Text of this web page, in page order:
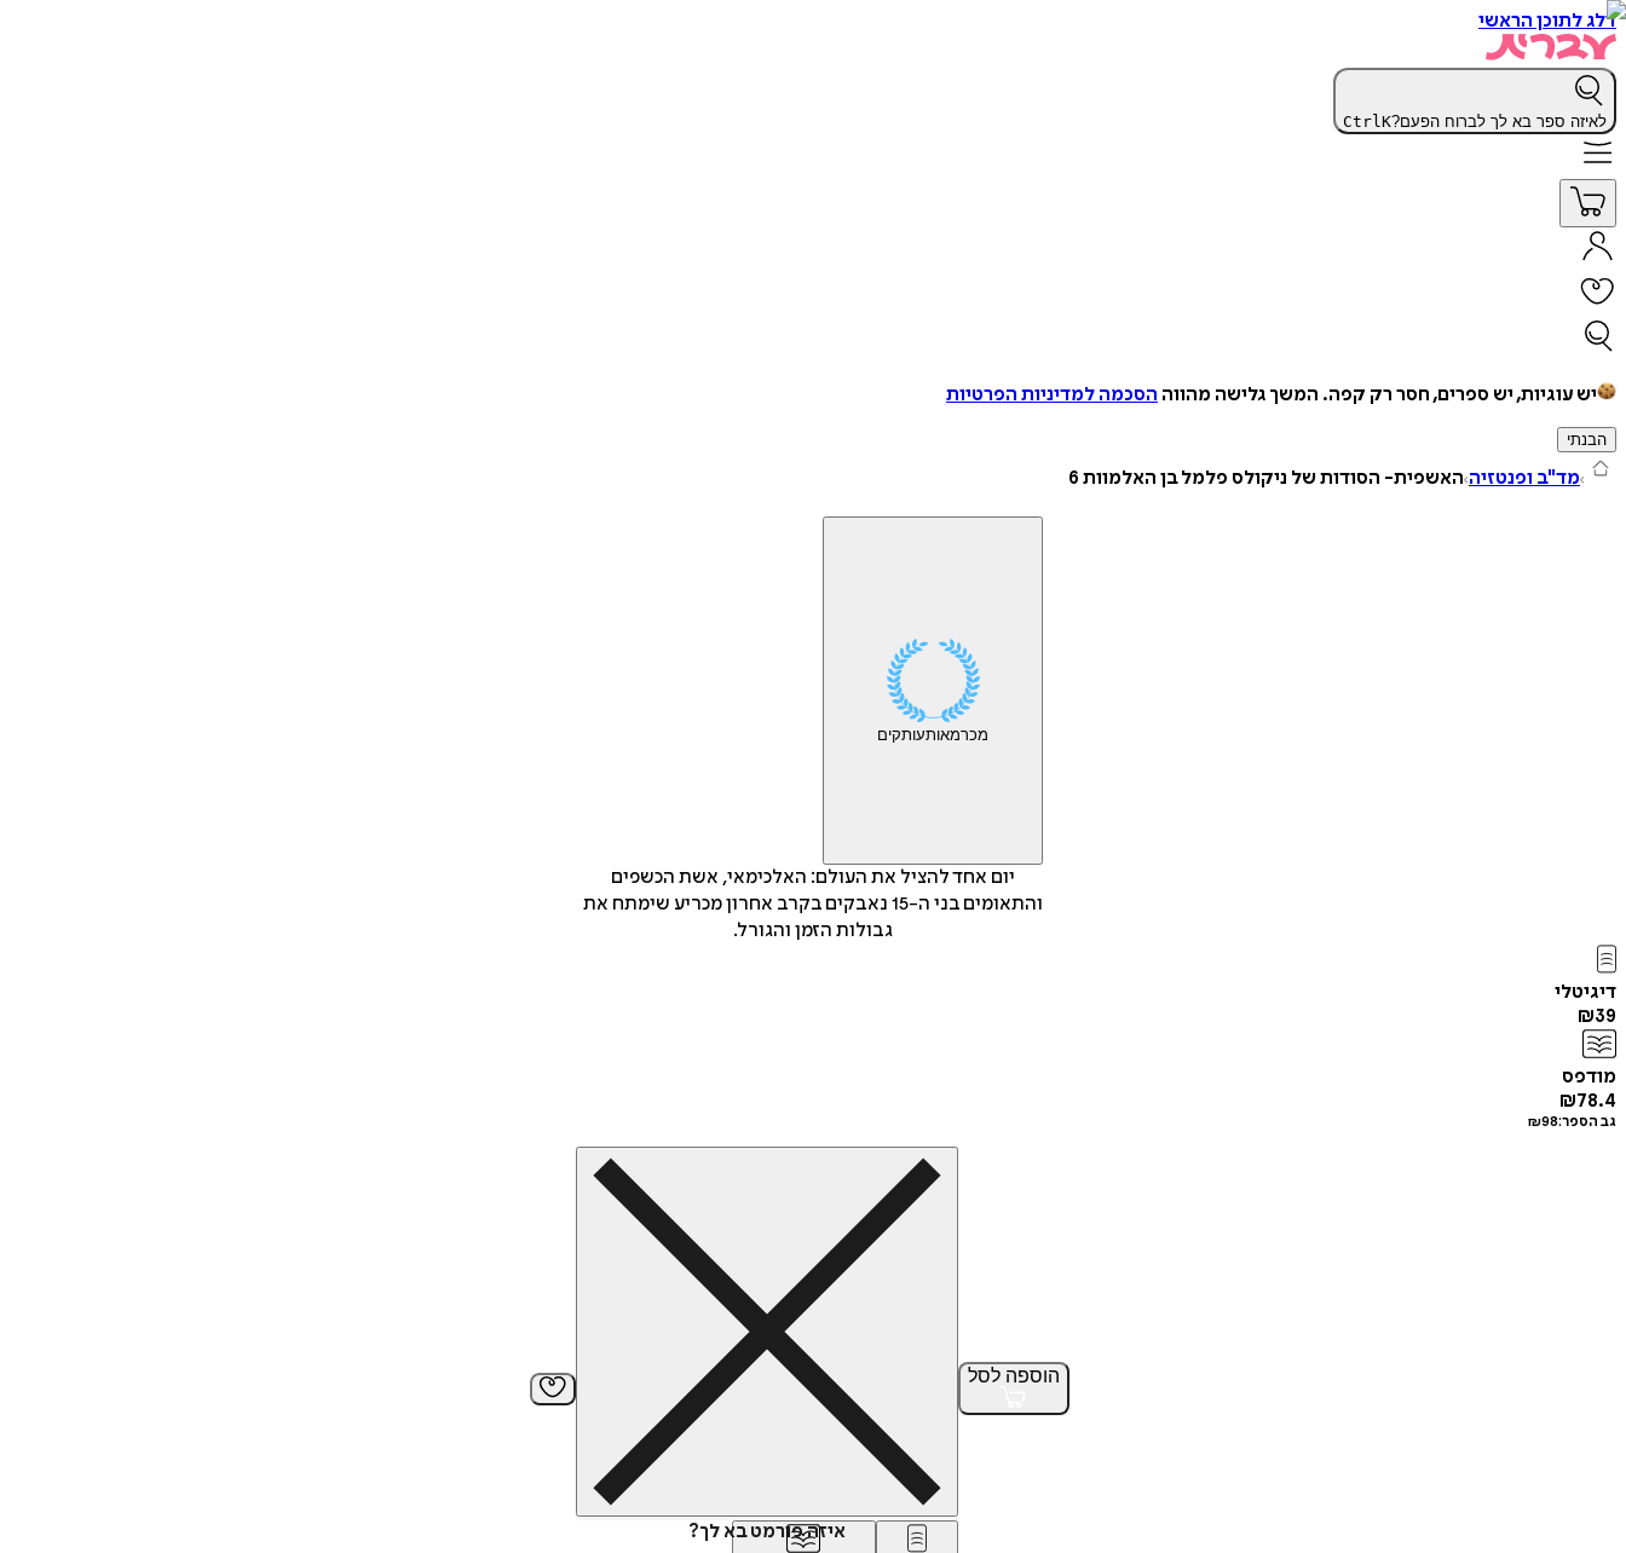
דלג לתוכן הראשי
לאיזה ספר בא לך לברוח הפעם? CtrlK
יש עוגיות, יש ספרים, חסר רק קפה. המשך גלישה מהווה הסכמה למדיניות הפרטיות
הבנתי
מד"ב ופנטזיה האשפית- הסודות של ניקולס פלמל בן האלמוות 6
מכרמאותעותקים
יום אחד להציל את העולם: האלכימאי, אשת הכשפים
והתאומים בני ה-15 נאבקים בקרב אחרון מכריע שימתח את
גבולות הזמן והגורל.
דיגיטלי
₪39
מודפס
₪78.4
גב הספר: ₪98
הוספה לסל
איזה פורמט בא לך?